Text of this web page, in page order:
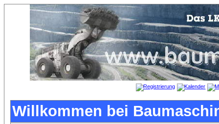
Willkommen bei